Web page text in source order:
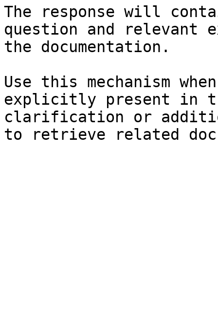
The response will
question and relevant
the documentation.
Use this mechanism
explicitly present in
clarification or